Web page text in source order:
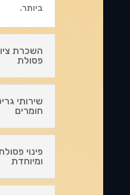
ביותר.
השכרת
פסולת
שירותי
חומרים
פינוי
ומיוחדת